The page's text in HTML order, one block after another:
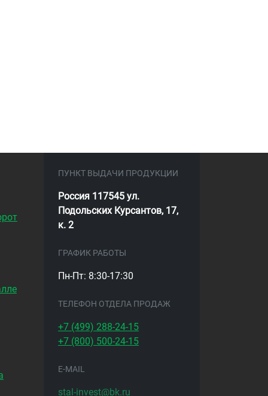
ПУНКТ ВЫДАЧИ ПРОДУКЦИИ
Россия 117545 ул.
Подольских Курсантов, 17,
к. 2
ГРАФИК РАБОТЫ
Пн-Пт: 8:30-17:30
ТЕЛЕФОН ОТДЕЛА ПРОДАЖ
+7 (499) 288-24-15
+7 (800) 500-24-15
E-MAIL
stal-invest@bk.ru